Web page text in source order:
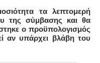
τα λεπτομερή
της σύμβασης και θα
ο προϋπολογισμός
αν υπάρχει βλάβη του